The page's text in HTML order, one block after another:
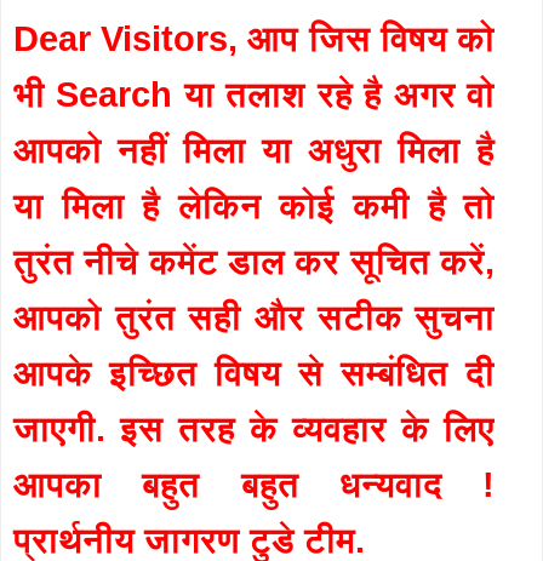
Dear Visitors, आप जिस विषय को
भी Search या तलाश रहे है अगर वो
आपको नहीं मिला या अधुरा मिला है
या मिला है लेकिन कोई कमी है तो
तुरंत नीचे कमेंट डाल कर सूचित करें,
आपको तुरंत सही और सटीक सुचना
आपके इच्छित विषय से सम्बंधित दी
जाएगी. इस तरह के व्यवहार के लिए
आपका बहुत बहुत धन्यवाद !
प्रार्थनीय जागरण टुडे टीम.